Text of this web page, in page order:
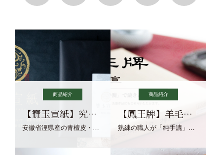
商品紹介
【寶玉宣紙】究極の純粋な宣紙を目指す寶玉宣紙
商品紹介
【鳳王牌】羊毛筆×濃墨での揮毫に最適な宣紙系画仙紙